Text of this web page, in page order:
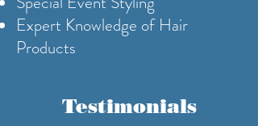
Expert Knowledge of Hair
Products
Testimonials